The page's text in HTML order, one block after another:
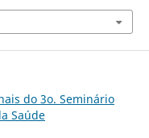
do 3o. Seminário
Saúde